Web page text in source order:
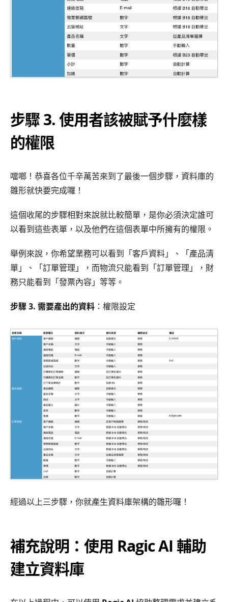
步驟 3. 使用者該被賦予什麼樣
的權限
噹啷！恭喜各位千辛萬苦來到了最後一個步驟，資料庫的
雛形就快要完成囉！
這個收尾的步驟相對來說就比較簡單，是你必須決定誰可
以看到這些表單，以及他們在這個表單中所擁有的權限。
舉例來說，你希望業務可以看到「客戶資料」、「產品清
單」、「訂單管理」，而物流只能看到「訂單管理」，財
務只能看到「發票內容」等等。
步驟 3. 需要產出的資料 ：權限設定
經過以上三步驟，你就產生資料庫架構的雛形囉！
補充說明：使用 Ragic AI 輔助
建立資料庫